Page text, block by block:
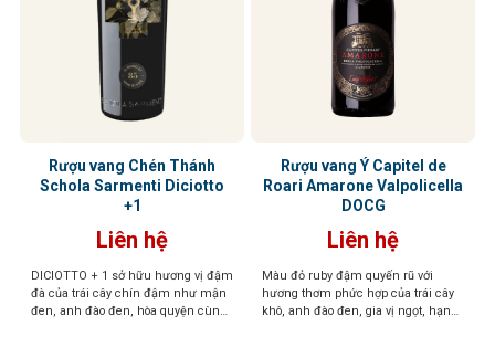
Rượu vang Chén Thánh
Schola Sarmenti Diciotto
+1
Liên hệ
DICIOTTO + 1 sở hữu hương vị đậm
đà của trái cây chín đậm như mận
đen, anh đào đen, hòa quyện cùng
Rượu vang Ý Capitel de
Roari Amarone Valpolicella
DOCG
Liên hệ
Màu đỏ ruby đậm quyến rũ với
hương thơm phức hợp của trái cây
khô, anh đào đen, gia vị ngọt, hạnh